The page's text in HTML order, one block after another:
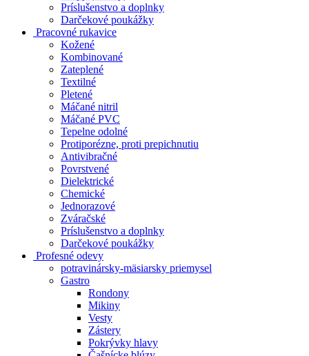
Príslušenstvo a doplnky
Darčekové poukážky
Pracovné rukavice
Kožené
Kombinované
Zateplené
Textilné
Pletené
Máčané nitril
Máčané PVC
Tepelne odolné
Protiporézne, proti prepichnutiu
Antivibračné
Povrstvené
Dielektrické
Chemické
Jednorazové
Zváračské
Príslušenstvo a doplnky
Darčekové poukážky
Profesné odevy
potravinársky-mäsiarsky priemysel
Gastro
Rondony
Mikiny
Vesty
Zástery
Pokrývky hlavy